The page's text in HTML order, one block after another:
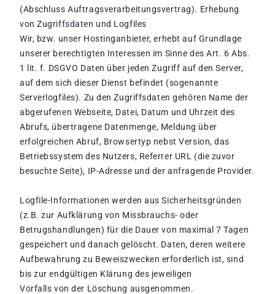
(Abschluss Auftragsverarbeitungsvertrag). Erhebung
von Zugriffsdaten und Logfiles
Wir, bzw. unser Hostinganbieter, erhebt auf Grundlage
unserer berechtigten Interessen im Sinne des Art. 6 Abs.
1 lit. f. DSGVO Daten über jeden Zugriff auf den Server,
auf dem sich dieser Dienst befindet (sogenannte
Serverlogfiles). Zu den Zugriffsdaten gehören Name der
abgerufenen Webseite, Datei, Datum und Uhrzeit des
Abrufs, übertragene Datenmenge, Meldung über
erfolgreichen Abruf, Browsertyp nebst Version, das
Betriebssystem des Nutzers, Referrer URL (die zuvor
besuchte Seite), IP-Adresse und der anfragende Provider.
Logfile-Informationen werden aus Sicherheitsgründen
(z.B. zur Aufklärung von Missbrauchs- oder
Betrugshandlungen) für die Dauer von maximal 7 Tagen
gespeichert und danach gelöscht. Daten, deren weitere
Aufbewahrung zu Beweiszwecken erforderlich ist, sind
bis zur endgültigen Klärung des jeweiligen
Vorfalls von der Löschung ausgenommen.